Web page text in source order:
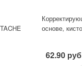
основе,
62.90 руб